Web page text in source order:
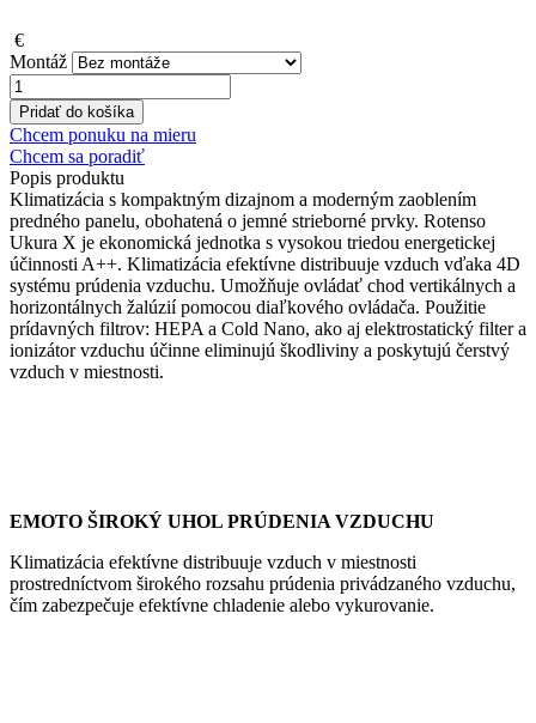
€
Montáž
množstvo
ROTENSO
UKURA
X
5,2
kW
Pridať do košíka
Chcem ponuku na mieru
Chcem sa poradiť
Popis produktu
Klimatizácia s kompaktným dizajnom a moderným zaoblením
predného panelu, obohatená o jemné strieborné prvky. Rotenso
Ukura X je ekonomická jednotka s vysokou triedou energetickej
účinnosti A++. Klimatizácia efektívne distribuuje vzduch vďaka 4D
systému prúdenia vzduchu. Umožňuje ovládať chod vertikálnych a
horizontálnych žalúzií pomocou diaľkového ovládača. Použitie
prídavných filtrov: HEPA a Cold Nano, ako aj elektrostatický filter a
ionizátor vzduchu účinne eliminujú škodliviny a poskytujú čerstvý
vzduch v miestnosti.
EMOTO ŠIROKÝ UHOL PRÚDENIA VZDUCHU
Klimatizácia efektívne distribuuje vzduch v miestnosti
prostredníctvom širokého rozsahu prúdenia privádzaného vzduchu,
čím zabezpečuje efektívne chladenie alebo vykurovanie.